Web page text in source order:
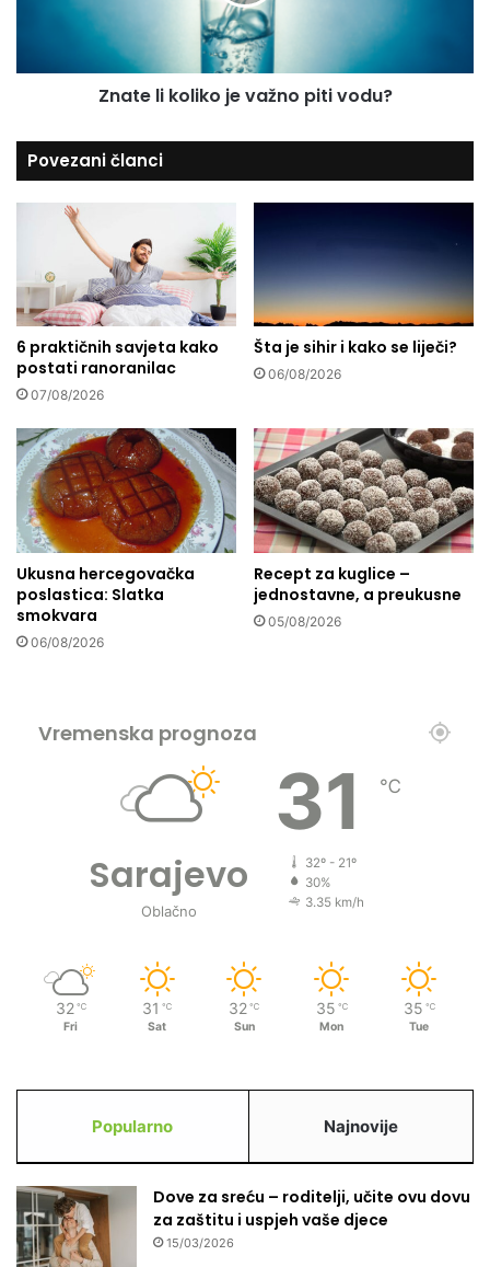
o
k
j
o
p
i
t
v
o
d
?
Znate li koliko je važno piti vodu?
Povezani članci
6 praktičnih savjeta kako
postati ranoranilac
07/08/2026
Šta je sihir i kako se liječi?
06/08/2026
Ukusna hercegovačka
poslastica: Slatka
smokvara
06/08/2026
Recept za kuglice –
jednostavne, a preukusne
05/08/2026
Vremenska prognoza
Sarajevo
Oblačno
31 ℃
32º - 21º
30%
3.35 km/h
32 ℃
Fri
31 ℃
Sat
32 ℃
Sun
35 ℃
Mon
35 ℃
Tue
Popularno Najnovije
Dove za sreću – roditelji, učite ovu dovu
za zaštitu i uspjeh vaše djece
15/03/2026